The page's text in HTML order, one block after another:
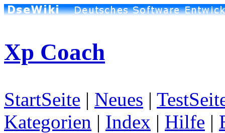
Xp Coach
StartSeite | Neues |
Kategorien | Index | Hilfe |